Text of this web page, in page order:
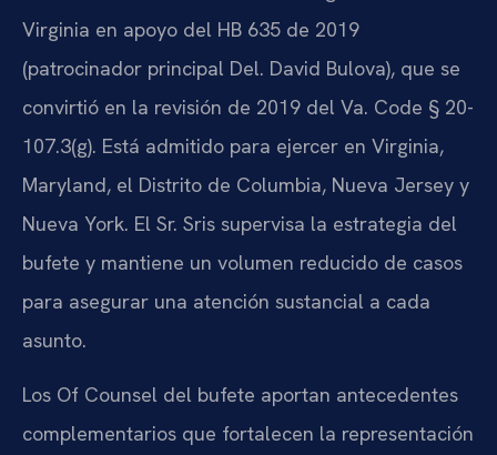
Virginia en apoyo del HB 635 de 2019
(patrocinador principal Del. David Bulova), que se
convirtió en la revisión de 2019 del Va. Code § 20-
107.3(g). Está admitido para ejercer en Virginia,
Maryland, el Distrito de Columbia, Nueva Jersey y
Nueva York. El Sr. Sris supervisa la estrategia del
bufete y mantiene un volumen reducido de casos
para asegurar una atención sustancial a cada
asunto.
Los Of Counsel del bufete aportan antecedentes
complementarios que fortalecen la representación